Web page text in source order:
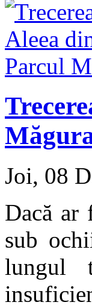
Joi, 08
Dacă ar
sub
lungul